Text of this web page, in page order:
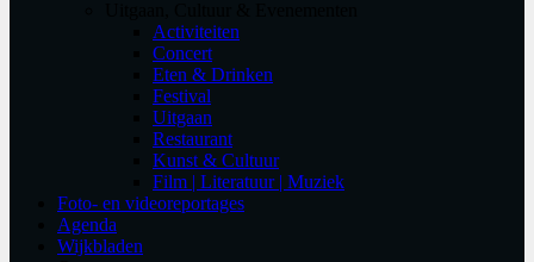
Activiteiten
Concert
Eten & Drinken
Festival
Uitgaan
Restaurant
Kunst & Cultuur
Film | Literatuur | Muziek
Foto- en videoreportages
Agenda
Wijkbladen